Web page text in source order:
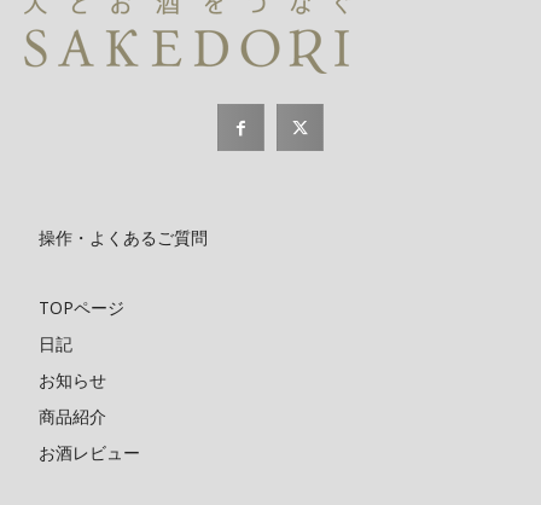
操作・よくあるご質問
TOPページ
日記
お知らせ
商品紹介
お酒レビュー